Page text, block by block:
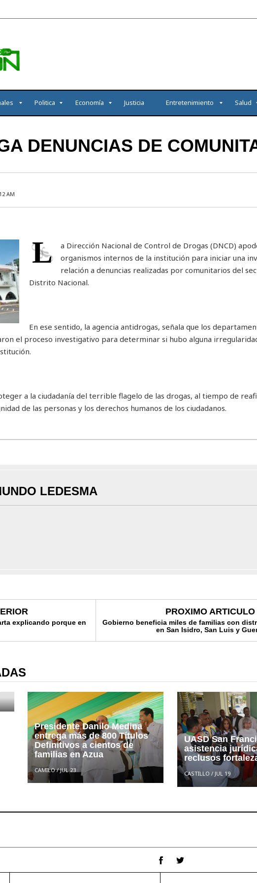
Politica Economía Justicia Entretenimiento Salud
DENUNCIAS DE
AM
L
a Dirección Nacional de Control de Drogas (DNCD)
organismos internos de la institución para iniciar una
relación a denuncias realizadas por comunitarios del
Distrito Nacional.
En ese sentido, la agencia antidrogas, señala que los
el proceso investigativo para determinar si hubo alguna
a la ciudadanía del terrible flagelo de las drogas, al tiempo de
de las personas y los derechos humanos de los ciudadanos.
LEDESMA
explicando porque en
PROXIMO ARTICULO
Gobierno beneficia miles de familias con
en San Isidro, San Luis y
Presidente Danilo Medina
entrega más de 800 Títulos
Definitivos a cientos de
familias en Azua
CAMILO/JUL 23
UASD San
asistencia
reclusos
CASTILLO / JUL 19